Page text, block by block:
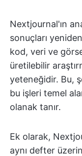
Nextjournal'ın
sonuçları
kod, veri ve
üretilebilir
yeteneğidir. Bu,
bu işleri temel
olanak tanır.
Ek olarak,
aynı defter